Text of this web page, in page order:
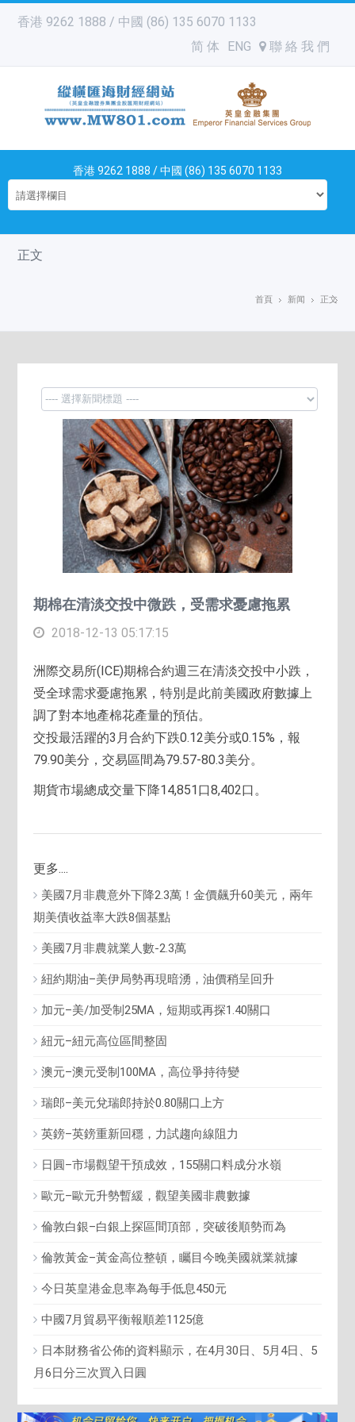
香港 9262 1888 / 中國 (86) 135 6070 1133
简 体
ENG 聯 絡 我 們
香港 9262 1888 / 中國 (86) 135 6070 1133
正文
首頁 新闻 正文
期棉在清淡交投中微跌，受需求憂慮拖累
2018-12-13 05:17:15
洲際交易所(ICE)期棉合約週三在清淡交投中小跌，
受全球需求憂慮拖累，特別是此前美國政府數據上
調了對本地產棉花產量的預估。
交投最活躍的3月合約下跌0.12美分或0.15%，報
79.90美分，交易區間為79.57-80.3美分。
期貨市場總成交量下降14,851口8,402口。
更多....
美國7月非農意外下降2.3萬！金價飆升60美元，兩年
期美債收益率大跌8個基點
美國7月非農就業人數-2.3萬
紐約期油–美伊局勢再現暗湧，油價稍呈回升
加元–美/加受制25MA，短期或再探1.40關口
紐元–紐元高位區間整固
澳元–澳元受制100MA，高位爭持待變
瑞郎–美元兌瑞郎持於0.80關口上方
英鎊–英鎊重新回穩，力試趨向線阻力
日圓–市場觀望干預成效，155關口料成分水嶺
歐元–歐元升勢暫緩，觀望美國非農數據
倫敦白銀–白銀上探區間頂部，突破後順勢而為
倫敦黃金–黃金高位整頓，矚目今晚美國就業就據
今日英皇港金息率為每手低息450元
中國7月貿易平衡報順差1125億
日本財務省公佈的資料顯示，在4月30日、5月4日、5
月6日分三次買入日圓